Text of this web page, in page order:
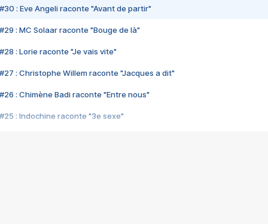
#30 : Eve Angeli raconte "Avant de partir"
#29 : MC Solaar raconte "Bouge de là"
#28 : Lorie raconte "Je vais vite"
#27 : Christophe Willem raconte "Jacques a dit"
#26 : Chimène Badi raconte "Entre nous"
#25 : Indochine raconte "3e sexe"